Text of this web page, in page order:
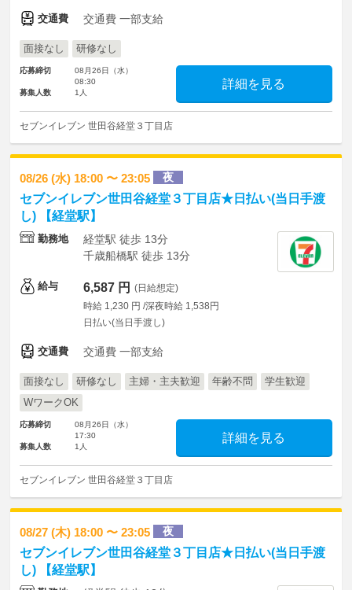
交通費 交通費 一部支給
面接なし 研修なし
応募締切
08月26日（水）
08:30
募集人数
1人
詳細を見る
セブンイレブン 世田谷経堂３丁目店
08/26 (水) 18:00 〜 23:05 夜
セブンイレブン世田谷経堂３丁目店★日払い(当日手渡
し) 【経堂駅】
勤務地
経堂駅 徒歩 13分
千歳船橋駅 徒歩 13分
給与 6,587 円 (日給想定)
時給 1,230 円 /深夜時給 1,538円
日払い(当日手渡し)
交通費 交通費 一部支給
面接なし 研修なし 主婦・主夫歓迎 年齢不問
学生歓迎
WワークOK
応募締切
08月26日（水）
17:30
募集人数
1人
詳細を見る
セブンイレブン 世田谷経堂３丁目店
08/27 (木) 18:00 〜 23:05 夜
セブンイレブン世田谷経堂３丁目店★日払い(当日手渡
し) 【経堂駅】